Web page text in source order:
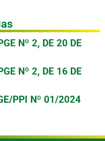
Nº 2, DE 20 DE
Nº 2, DE 16 DE
PPI Nº 01/2024